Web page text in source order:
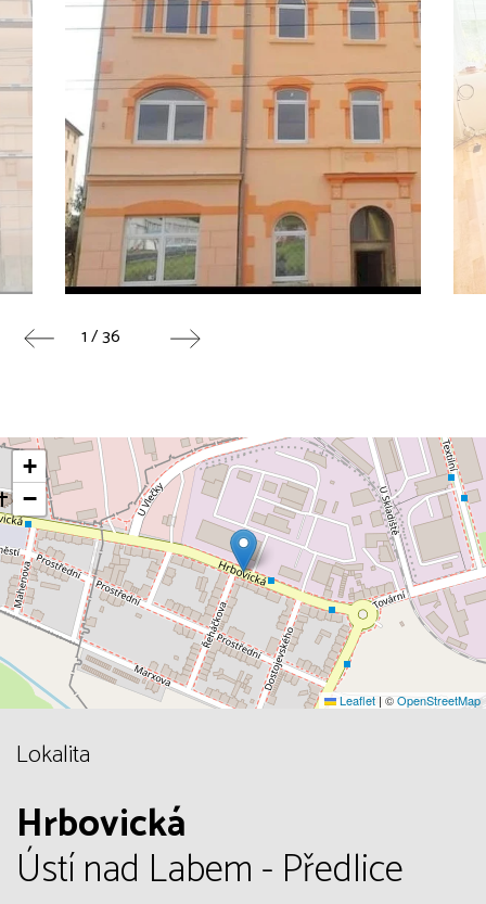
1 / 36
+
−
Leaflet | ©OpenStreetMap
Lokalita
Hrbovická
Ústí nad Labem - Předlice